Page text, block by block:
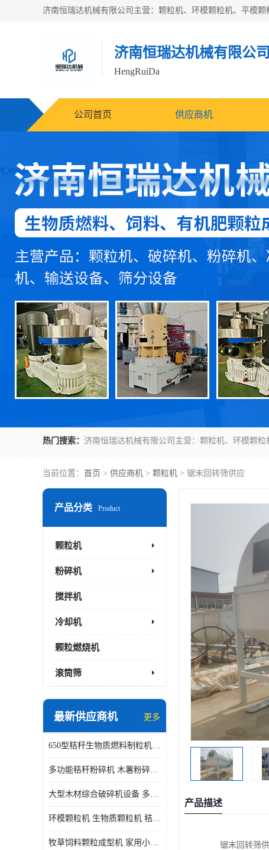
济南恒瑞达机械有限公司
HengRuiDa
公司首页 供应商机
热门搜索：
当前位置： 首页 > 供应商机 > 颗粒机 > 锯末回转筛供应
产品分类 Product
颗粒机
粉碎机
搅拌机
冷却机
颗粒燃烧机
滚筒筛
最新供应商机 更多
650型秸秆生物质燃料制粒机 豆粨麸皮造粒机 平模木屑颗粒机
多功能秸秆粉碎机 木薯粉碎机 自有工厂
大型木材综合破碎机设备 多功能木屑粉碎机 废料木材粉碎机
环模颗粒机 生物质颗粒机 秸秆木屑制粒机 木糠造粒机
牧草饲料颗粒成型机 家用小型饲料颗粒机 可定制
产品描述
锯末回转筛